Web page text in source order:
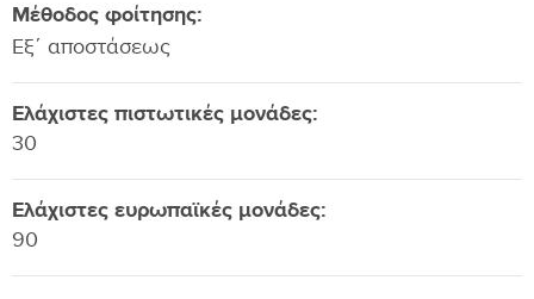
Μέθοδος φοίτησης:
Εξ΄ αποστάσεως
Ελάχιστες πιστωτικές μονάδες:
30
Ελάχιστες ευρωπαϊκές μονάδες:
90